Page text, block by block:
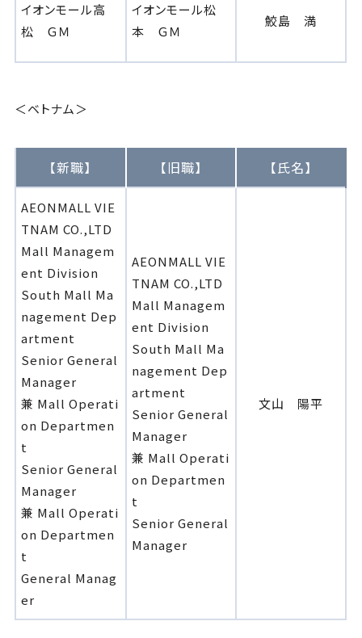
イオンモール高
松 ＧＭ
イオンモール松
本 ＧＭ
鮫島 満
＜ベトナム＞
【新職】 【旧職】 【氏名】
AEONMALL VIE
TNAM CO.,LTD
Mall Managem
ent Division
South Mall Ma
nagement Dep
artment
Senior General
Manager
兼 Mall Operati
on Departmen
t
Senior General
Manager
兼 Mall Operati
on Departmen
t
General Manag
er
AEONMALL VIE
TNAM CO.,LTD
Mall Managem
ent Division
South Mall Ma
nagement Dep
artment
Senior General
Manager
兼 Mall Operati
on Departmen
t
Senior General
Manager
文山 陽平